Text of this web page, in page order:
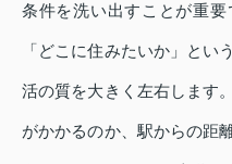
条件を洗い出すことが重
「どこに住みたいか」とい
活の質を大きく左右します
がかかるのか、駅からの距